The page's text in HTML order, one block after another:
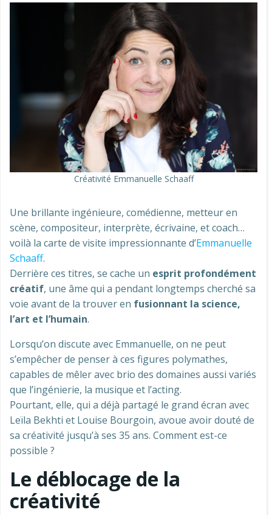
Créativité Emmanuelle Schaaff
Une brillante ingénieure, comédienne, metteur en
scène, compositeur, interprète, écrivaine, et coach…
voilà la carte de visite impressionnante d’Emmanuelle
Schaaff.
Derrière ces titres, se cache un esprit profondément
créatif, une âme qui a pendant longtemps cherché sa
voie avant de la trouver en fusionnant la science,
l’art et l’humain.
Lorsqu’on discute avec Emmanuelle, on ne peut
s’empêcher de penser à ces figures polymathes,
capables de mêler avec brio des domaines aussi variés
que l’ingénierie, la musique et l’acting.
Pourtant, elle, qui a déjà partagé le grand écran avec
Leïla Bekhti et Louise Bourgoin, avoue avoir douté de
sa créativité jusqu’à ses 35 ans. Comment est-ce
possible ?
Le déblocage de la
créativité